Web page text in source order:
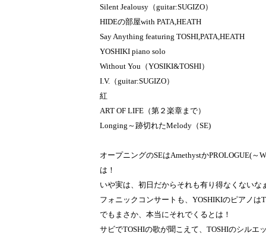
Silent Jealousy（guitar:SUGIZO）
HIDEの部屋with PATA,HEATH
Say Anything featuring TOSHI,PATA,HEATH
YOSHIKI piano solo
Without You（YOSIKI&TOSHI）
I.V.（guitar:SUGIZO）
紅
ART OF LIFE（第２楽章まで）
Longing～跡切れたMelody（SE)
オープニングのSEはAmethystかPROLOGUE(～
は！
いや実は、初日だからそれも有り得なくない
フォニックコンサートも、YOSHIKIのピアノは
でもまさか、本当にそれでくるとは！
サビでTOSHIの歌が聞こえて、TOSHIのシルエ